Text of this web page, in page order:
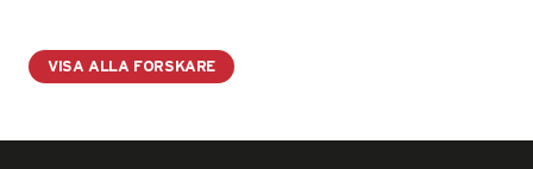
VISA ALLA FORSKARE